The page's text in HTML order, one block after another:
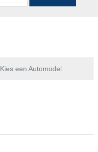
Kies een Automodel